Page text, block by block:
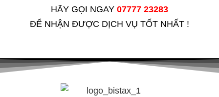
HÃY GỌI NGAY 07777 23283
ĐỂ NHẬN ĐƯỢC DỊCH VỤ TỐT NHẤT !